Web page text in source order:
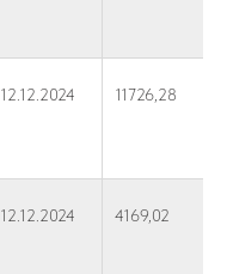
12.12.2024 11726,28
12.12.2024 4169,02